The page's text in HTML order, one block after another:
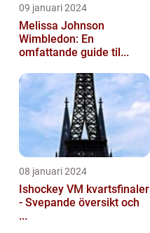
09 januari 2024
Melissa Johnson
Wimbledon: En
omfattande guide til...
08 januari 2024
Ishockey VM kvartsfinaler
- Svepande översikt och
...